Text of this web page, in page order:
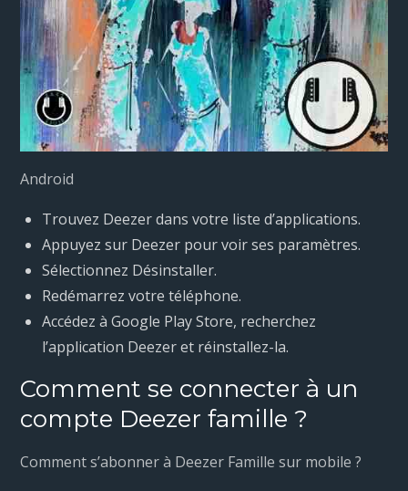
Android
Trouvez Deezer dans votre liste d’applications.
Appuyez sur Deezer pour voir ses paramètres.
Sélectionnez Désinstaller.
Redémarrez votre téléphone.
Accédez à Google Play Store, recherchez
l’application Deezer et réinstallez-la.
Comment se connecter à un
compte Deezer famille ?
Comment s’abonner à Deezer Famille sur mobile ?